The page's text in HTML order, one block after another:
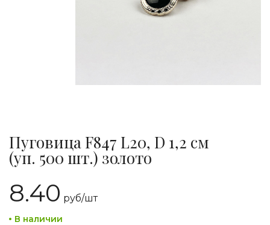
Пуговица F847 L20, D 1,2 см
(уп. 500 шт.) золото
8.40 руб/шт
В наличии